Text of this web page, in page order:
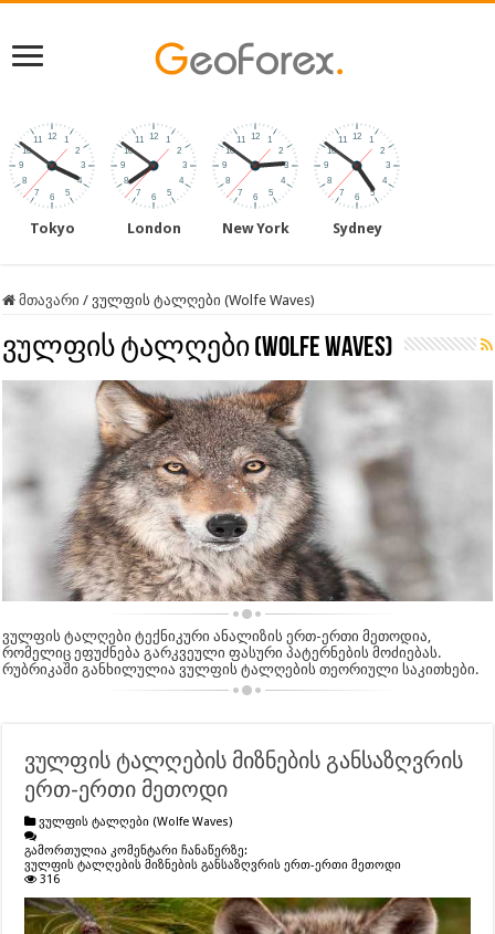
Tokyo London New York Sydney
მთავარი / ვულფის ტალღები (Wolfe Waves)
ვულფის ტალღები (Wolfe Waves)
ვულფის ტალღები ტექნიკური ანალიზის ერთ-ერთი მეთოდია,
რომელიც ეფუძნება გარკვეული ფასური პატერნების მოძიებას.
რუბრიკაში განხილულია ვულფის ტალღების თეორიული საკითხები.
ვულფის ტალღების მიზნების განსაზღვრის
ერთ-ერთი მეთოდი
ვულფის ტალღები (Wolfe Waves)
გამორთულია კომენტარი ჩანაწერზე:
ვულფის ტალღების მიზნების განსაზღვრის ერთ-ერთი მეთოდი
316